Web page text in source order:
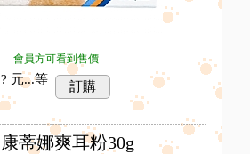
會員方可看到售價
? 元...等 訂購
康蒂娜爽耳粉30g